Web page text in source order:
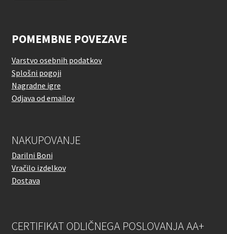
POMEMBNE POVEZAVE
Varstvo osebnih podatkov
Splošni pogoji
Nagradne igre
Odjava od emailov
NAKUPOVANJE
Darilni Boni
Vračilo izdelkov
Dostava
CERTIFIKAT ODLIČNEGA POSLOVANJA AA+